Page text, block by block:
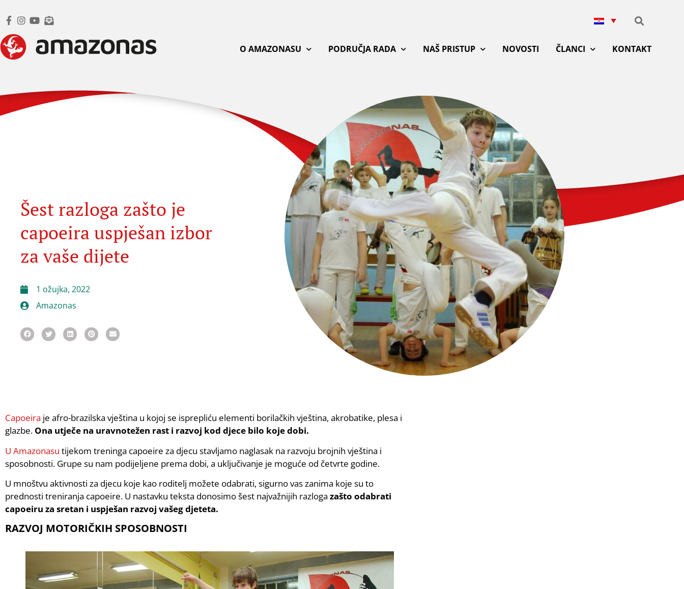
O AMAZONASU PODRUČJA RADA NAŠ PRISTUP NOVOSTI ČLANCI KONTAKT
Šest razloga zašto je
capoeira uspješan izbor
za vaše dijete
1 ožujka, 2022
Amazonas
Capoeira je afro-brazilska vještina u kojoj se isprepliću elementi borilačkih vještina, akrobatike, plesa i
glazbe. Ona utječe na uravnotežen rast i razvoj kod djece bilo koje dobi.
U Amazonasu tijekom treninga capoeire za djecu stavljamo naglasak na razvoju brojnih vještina i
sposobnosti. Grupe su nam podijeljene prema dobi, a uključivanje je moguće od četvrte godine.
U mnoštvu aktivnosti za djecu koje kao roditelj možete odabrati, sigurno vas zanima koje su to
prednosti treniranja capoeire. U nastavku teksta donosimo šest najvažnijih razloga zašto odabrati
capoeiru za sretan i uspješan razvoj vašeg djeteta.
RAZVOJ MOTORIČKIH SPOSOBNOSTI